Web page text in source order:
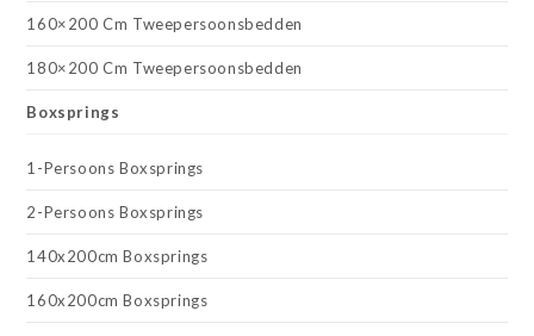
160×200 Cm Tweepersoonsbedden
180×200 Cm Tweepersoonsbedden
Boxsprings
1-Persoons Boxsprings
2-Persoons Boxsprings
140x200cm Boxsprings
160x200cm Boxsprings